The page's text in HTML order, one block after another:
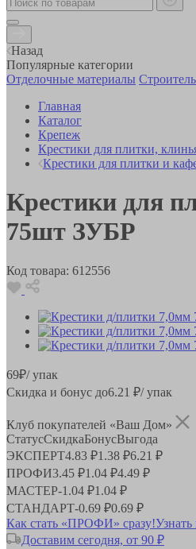
Назад
Популярные категории
Отделочные материалы
Главная
Каталог
Крепеж
Крестики для плитки,
Крестики для плитки и
Крестики для
75шт ЗУБР
Код товара: 612556
69₽/ упак
Скидка и бонус до6.21 ₽/ упак
Клуб покупателей «Ваш Дом»
СтатусСкидкаБонусВыгода
ЭКСПЕРТ4.83 ₽1.38 ₽6.21 ₽
ПРОФИ3.45 ₽1.04 ₽4.49 ₽
МАСТЕР-1.04 ₽1.04 ₽
СТАНДАРТ-0.69 ₽0.69 ₽
Как стать «ПРОФИ» сразу!Узнать
Доставим сегодня, от 90 ₽